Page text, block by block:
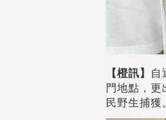
【橙訊】 自
門地點，更
民野生捕獲